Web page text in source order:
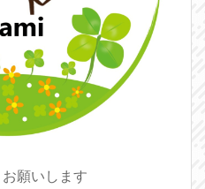
願いします